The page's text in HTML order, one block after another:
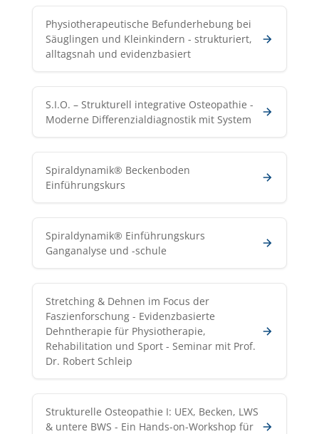
Physiotherapeutische Befunderhebung bei
Säuglingen und Kleinkindern - strukturiert,
alltagsnah und evidenzbasiert
S.I.O. – Strukturell integrative Osteopathie -
Moderne Differenzialdiagnostik mit System
Spiraldynamik® Beckenboden
Einführungskurs
Spiraldynamik® Einführungskurs
Ganganalyse und -schule
Stretching & Dehnen im Focus der
Faszienforschung - Evidenzbasierte
Dehntherapie für Physiotherapie,
Rehabilitation und Sport - Seminar mit Prof.
Dr. Robert Schleip
Strukturelle Osteopathie I: UEX, Becken, LWS
& untere BWS - Ein Hands-on-Workshop für